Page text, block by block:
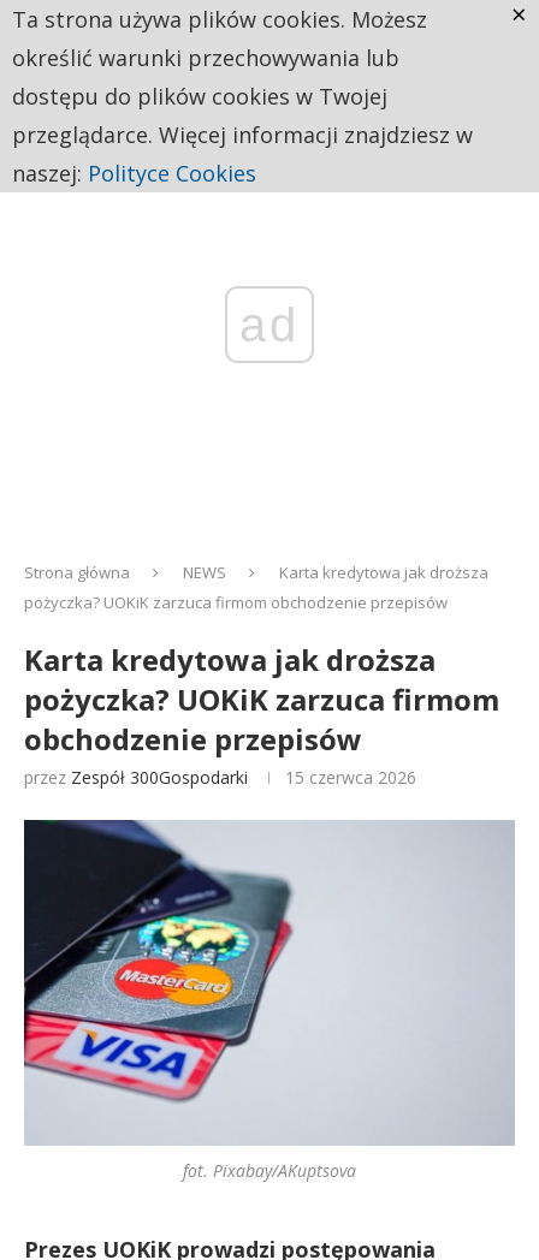
ad
Strona główna NEWS
Karta kredytowa jak droższa
pożyczka? UOKiK zarzuca firmom obchodzenie przepisów
Karta kredytowa jak droższa
pożyczka? UOKiK zarzuca firmom
obchodzenie przepisów
przez Zespół 300Gospodarki 15 czerwca 2026
fot. Pixabay/AKuptsova
Prezes UOKiK prowadzi postępowania
Ta strona używa plików cookies. Możesz
określić warunki przechowywania lub
dostępu do plików cookies w Twojej
przeglądarce. Więcej informacji znajdziesz w
naszej: Polityce Cookies
×